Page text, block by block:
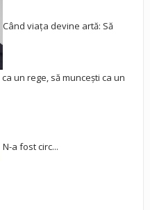
Când viața devine artă: Să
un rege, să muncești ca un
N-a fost circ...